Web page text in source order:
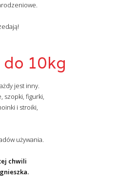
do 10kg
jest inny.
szopki, figurki,
i stroiki,
używania.
chwili